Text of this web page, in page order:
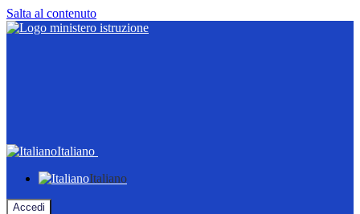
Salta al contenuto
Italiano
Italiano
Accedi